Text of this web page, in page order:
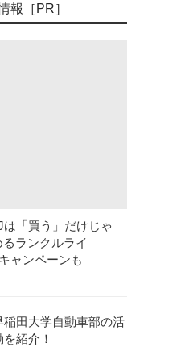
報［PR］
「買う」だけじゃ
ランクルライ
ャンペーンも
稲田大学自動車部の活
を紹介！